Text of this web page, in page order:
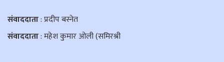
संवाददाता: प्रदीप बस्नेत
संवाददाता: महेश कुमार ओली (समिरश्री